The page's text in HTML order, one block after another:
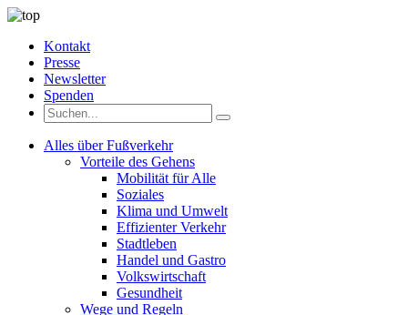
Kontakt
Presse
Newsletter
Spenden
Alles über Fußverkehr
Vorteile des Gehens
Mobilität für Alle
Soziales
Klima und Umwelt
Effizienter Verkehr
Stadtleben
Handel und Gastro
Volkswirtschaft
Gesundheit
Wege und Regeln